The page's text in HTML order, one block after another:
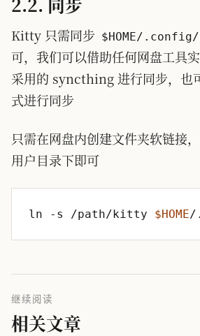
Kitty 只需同步 $HOME/
可，我们可以借助任何网盘工具
采用的 syncthing 进行同步，也
式进行同步
只需在网盘内创建文件夹软链接
用户目录下即可
ln -s /path/kitty $HOME
继续阅读
相关文章